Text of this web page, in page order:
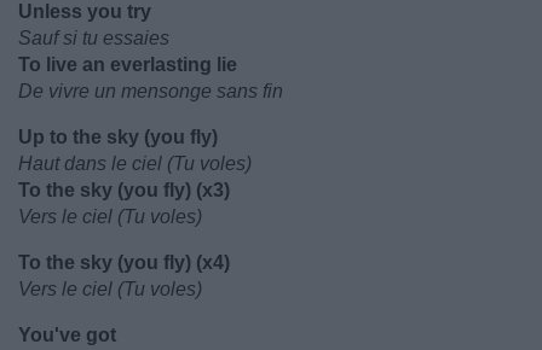
Unless you try
Sauf si tu essaies
To live an everlasting lie
De vivre un mensonge sans fin
Up to the sky (you fly)
Haut dans le ciel (Tu voles)
To the sky (you fly) (x3)
Vers le ciel (Tu voles)
To the sky (you fly) (x4)
Vers le ciel (Tu voles)
You've got